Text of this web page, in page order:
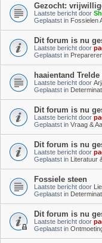
Gezocht:
Laatste bericht door
Geplaatst in Fossielen
Dit forum is nu
Laatste bericht door
Geplaatst in
haaientand Trelde
Laatste bericht door
Geplaatst in
Dit forum is nu
Laatste bericht door
Geplaatst in Vraag &
Dit forum is nu
Laatste bericht door
Geplaatst in Literatuur
Fossiele steen
Laatste bericht door
Geplaatst in
Dit forum is nu
Laatste bericht door
Geplaatst in